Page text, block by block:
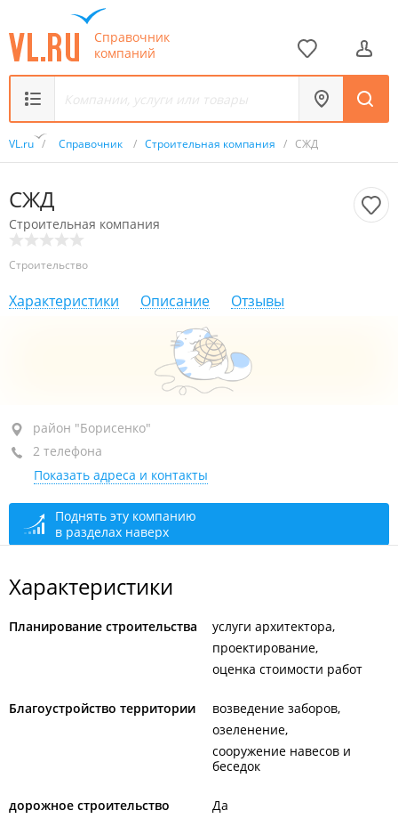
Справочник
компаний
VL.ru / Справочник / Строительная компания / СЖД
СЖД
Строительная компания
Строительство
Характеристики Описание Отзывы
район "Борисенко", ул. Борисенко, 35А
пом. 43
+7 (423) 221-50-60тел./факс
+7 (423) 221-50-20бухгалтерия
закрыто, откроется в 08:30
район "Борисенко"
2 телефона
Показать адреса и контакты
Поднять эту компанию
в разделах наверх
Характеристики
Планирование строительства
услуги архитектора
проектирование
оценка стоимости работ
Благоустройство территории
возведение заборов
озеленение
сооружение навесов и
беседок
дорожное строительство Да